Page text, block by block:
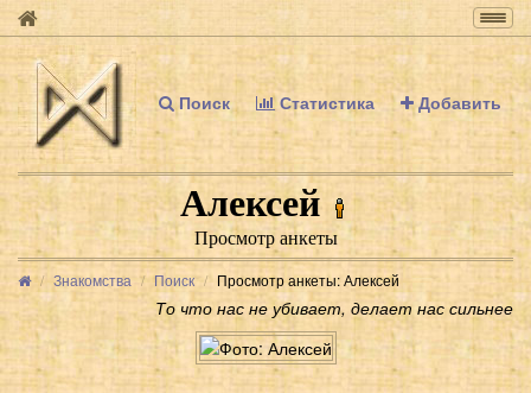
Поиск Статистика Добавить
Алексей
Просмотр анкеты
Знакомства Поиск Просмотр анкеты: Алексей
То что нас не убивает, делает нас сильнее